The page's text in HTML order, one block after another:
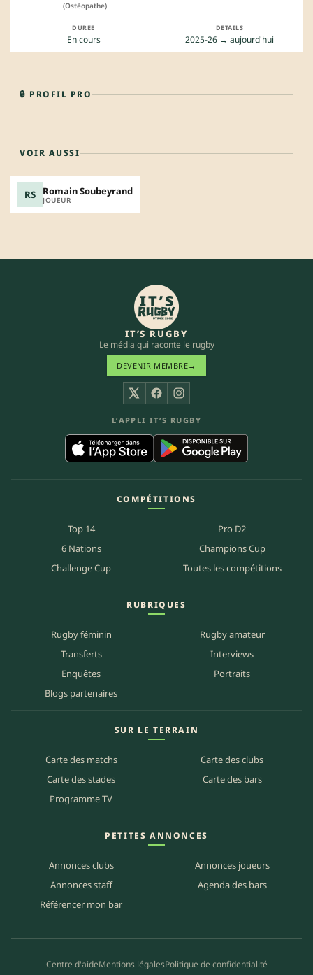
(Ostéopathe)
En cours 2025-26 → aujourd'hui
🔒 PROFIL PRO
VOIR AUSSI
RS Romain Soubeyrand
JOUEUR
IT’S RUGBY
Le média qui raconte le rugby
DEVENIR MEMBRE→
X FacebookInstagram
L’APPLI IT’S RUGBY
COMPÉTITIONS
Top 14
Pro D2
6 Nations
Champions Cup
Challenge Cup
Toutes les compétitions
RUBRIQUES
Rugby féminin
Rugby amateur
Transferts
Interviews
Enquêtes
Portraits
Blogs partenaires
SUR LE TERRAIN
Carte des matchs
Carte des clubs
Carte des stades
Carte des bars
Programme TV
PETITES ANNONCES
Annonces clubs
Annonces joueurs
Annonces staff
Agenda des bars
Référencer mon bar
Centre d'aideMentions légalesPolitique de confidentialité